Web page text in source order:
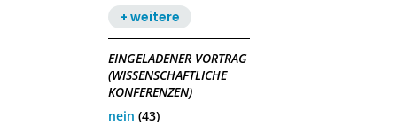
+ weitere
EINGELADENER VORTRAG
(WISSENSCHAFTLICHE
KONFERENZEN)
nein (43)